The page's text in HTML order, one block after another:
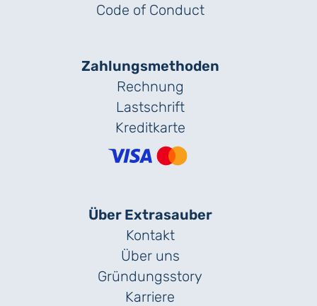
Code of Conduct
Zahlungs­methoden
Rechnung
Lastschrift
Kreditkarte
Über Extrasauber
Kontakt
Über uns
Gründungs­story
Karriere